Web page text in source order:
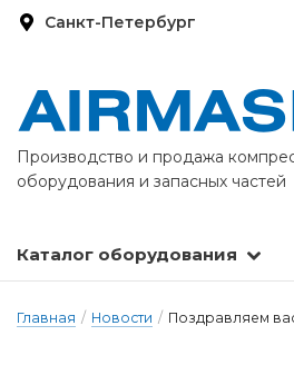
Санкт-Петербург
Производство и продажа
оборудования и запасных частей
Каталог оборудования
Главная / Новости / Поздравляем